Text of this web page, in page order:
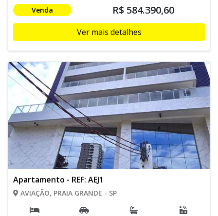
Venda R$ 584.390,60
Ver mais detalhes
Apartamento - REF: AEJ1
AVIAÇÃO, PRAIA GRANDE - SP